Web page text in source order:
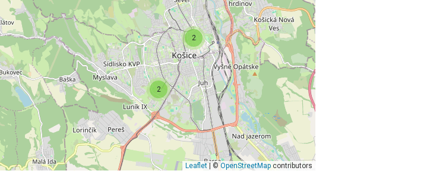
2
2
Leaflet| ©OpenStreetMap contributors